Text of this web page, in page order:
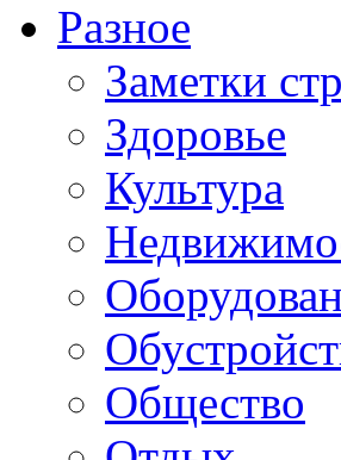
Разное
Заметки
Здоровье
Культура
Общество